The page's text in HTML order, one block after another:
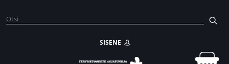
SISENE